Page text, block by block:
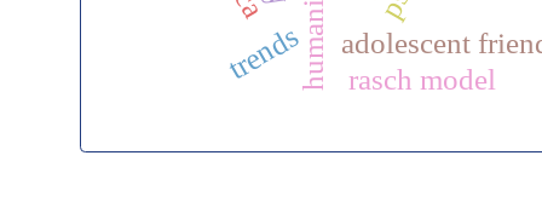
adolescent
rasch model
trends